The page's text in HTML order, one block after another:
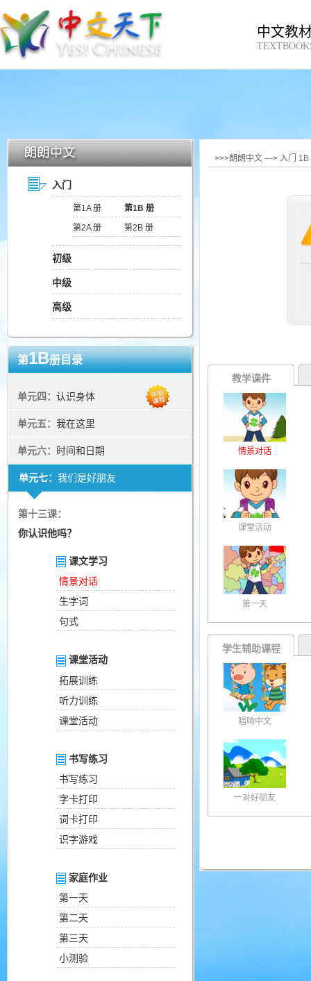
中文教
入门
第1A 册
第1B 册
第2A 册
第2B 册
初级
中级
高级
第1B册目录
单元四： 认识身体
单元五： 我在这里
单元六： 时间和日期
单元七： 我们是好朋友
第十三课：
你认识他吗？
课文学习
情景对话
生字词
句式
课堂活动
拓展训练
听力训练
课堂活动
书写练习
书写练习
字卡打印
词卡打印
识字游戏
家庭作业
第一天
第二天
第三天
小测验
>>>朗朗中文 —> 入门
教学课件
情景对话
课堂活动
第一天
学生辅助课程
唱响中文
一对好朋友